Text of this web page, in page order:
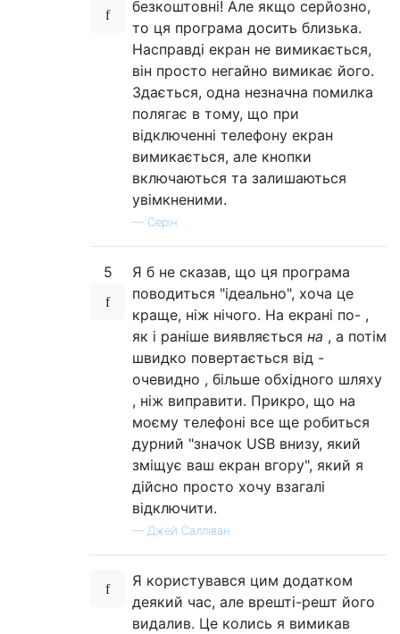
безкоштовні! Але якщо серйозно,
то ця програма досить близька.
Насправді екран не вимикається,
він просто негайно вимикає його.
Здається, одна незначна помилка
полягає в тому, що при
відключенні телефону екран
вимикається, але кнопки
включаються та залишаються
увімкненими.
— Серін
5
Я б не сказав, що ця програма
поводиться "ідеально", хоча це
краще, ніж нічого. На екрані по- ,
як і раніше виявляється на , а потім
швидко повертається від -
очевидно , більше обхідного шляху
, ніж виправити. Прикро, що на
моєму телефоні все ще робиться
дурний "значок USB внизу, який
зміщує ваш екран вгору", який я
дійсно просто хочу взагалі
відключити.
— Джей Салліван
Я користувався цим додатком
деякий час, але врешті-решт його
видалив. Це колись я вимикав